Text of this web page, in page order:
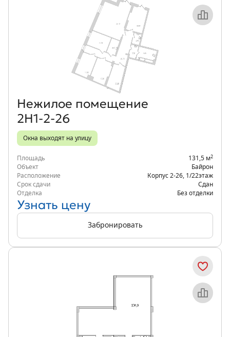
Объект месяца
Нежилое помещение
2Н1-2-26
Окна выходят на улицу
Площадь 131,5 м2
Объект
Байрон
Расположение
Корпус 2-26 1/22этаж
Срок сдачи
Сдан
Отделка
Без отделки
Узнать цену
Забронировать